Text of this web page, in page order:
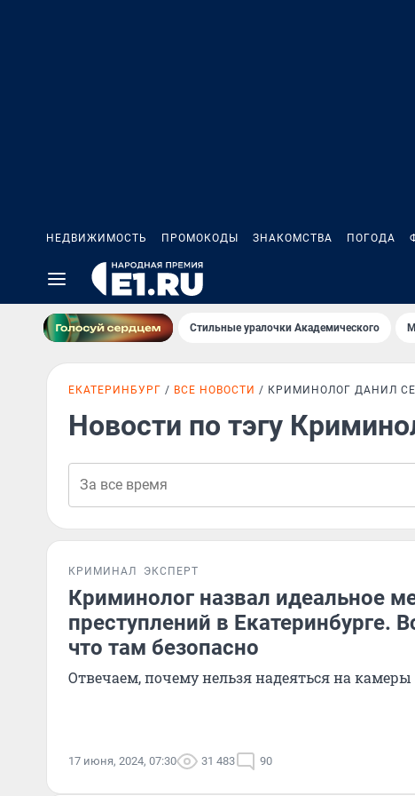
НЕДВИЖИМОСТЬ ПРОМОКОДЫ ЗНАКОМСТВА ПОГОДА
Стильные уралочки Академического
ЕКАТЕРИНБУРГ ВСЕ НОВОСТИ КРИМИНОЛОГ ДАНИЛ
Новости по тэгу
КРИМИНАЛ ЭКСПЕРТ
Криминолог назвал идеальное
преступлений в Екатеринбурге.
что там безопасно
Отвечаем, почему нельзя надеяться на камеры
17 июня, 2024, 07:30 31 483 90